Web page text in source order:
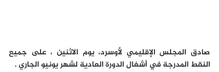
صادق المجلس الإقليمي لأوسرد، يوم الاثنين ، على جميع
النقط المدرجة في أشغال الدورة العادية لشهر يونيو الجاري .